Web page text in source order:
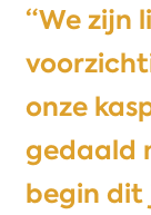
“We zijn
onze
gedaald
begin dit